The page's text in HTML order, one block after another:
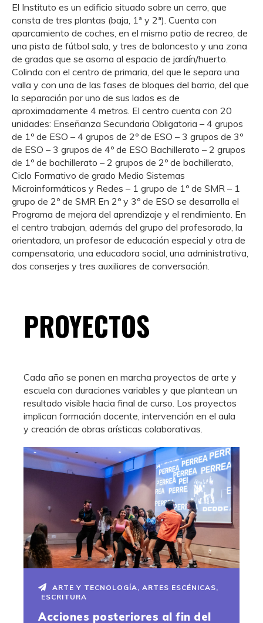
El Instituto es un edificio situado sobre un cerro, que
consta de tres plantas (baja, 1ª y 2ª). Cuenta con
aparcamiento de coches, en el mismo patio de recreo, de
una pista de fútbol sala, y tres de baloncesto y una zona
de gradas que se asoma al espacio de jardín/huerto.
Colinda con el centro de primaria, del que le separa una
valla y con una de las fases de bloques del barrio, del que
la separación por uno de sus lados es de
aproximadamente 4 metros. El centro cuenta con 20
unidades: Enseñanza Secundaria Obligatoria – 4 grupos
de 1º de ESO – 4 grupos de 2º de ESO – 3 grupos de 3º
de ESO – 3 grupos de 4º de ESO Bachillerato – 2 grupos
de 1º de bachillerato – 2 grupos de 2º de bachillerato,
Ciclo Formativo de grado Medio Sistemas
Microinformáticos y Redes – 1 grupo de 1º de SMR – 1
grupo de 2º de SMR En 2º y 3º de ESO se desarrolla el
Programa de mejora del aprendizaje y el rendimiento. En
el centro trabajan, además del grupo del profesorado, la
orientadora, un profesor de educación especial y otra de
compensatoria, una educadora social, una administrativa,
dos conserjes y tres auxiliares de conversación.
PROYECTOS
Cada año se ponen en marcha proyectos de arte y
escuela con duraciones variables y que plantean un
resultado visible hacia final de curso. Los proyectos
implican formación docente, intervención en el aula
y creación de obras arísticas colaborativas.
ARTE Y TECNOLOGÍA ARTES ESCÉNICAS
ESCRITURA
Acciones posteriores al fin del